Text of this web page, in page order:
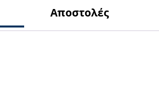
Αποστολές